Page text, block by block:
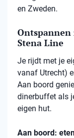
en Zweden.
Ontspannen
Stena Line
Je rijdt met je
vanaf Utrecht)
Aan boord
dinerbuffet als
eigen hut.
Aan boord: